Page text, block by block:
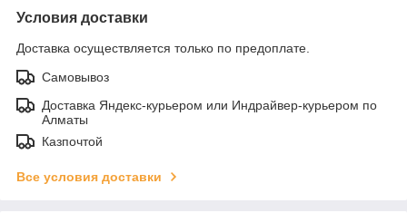
Условия доставки
Доставка осуществляется только по предоплате.
Самовывоз
Доставка Яндекс-курьером или Индрайвер-курьером по
Алматы
Казпочтой
Все условия доставки